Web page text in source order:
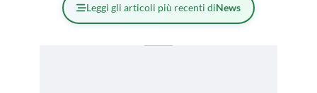
Leggi gli articoli più recenti diNews